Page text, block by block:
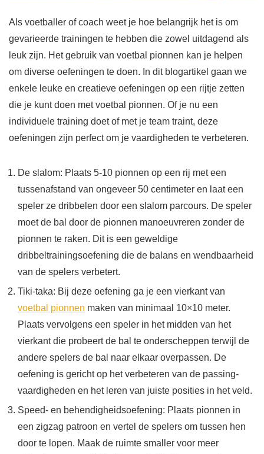
Als voetballer of coach weet je hoe belangrijk het is om
gevarieerde trainingen te hebben die zowel uitdagend als
leuk zijn. Het gebruik van voetbal pionnen kan je helpen
om diverse oefeningen te doen. In dit blogartikel gaan we
enkele leuke en creatieve oefeningen op een rijtje zetten
die je kunt doen met voetbal pionnen. Of je nu een
individuele training doet of met je team traint, deze
oefeningen zijn perfect om je vaardigheden te verbeteren.
De slalom: Plaats 5-10 pionnen op een rij met een
tussenafstand van ongeveer 50 centimeter en laat een
speler ze dribbelen door een slalom parcours. De speler
moet de bal door de pionnen manoeuvreren zonder de
pionnen te raken. Dit is een geweldige
dribbeltrainingsoefening die de balans en wendbaarheid
van de spelers verbetert.
Tiki-taka: Bij deze oefening ga je een vierkant van
voetbal pionnen maken van minimaal 10×10 meter.
Plaats vervolgens een speler in het midden van het
vierkant die probeert de bal te onderscheppen terwijl de
andere spelers de bal naar elkaar overpassen. De
oefening is gericht op het verbeteren van de passing-
vaardigheden en het leren van juiste posities in het veld.
Speed- en behendigheidsoefening: Plaats pionnen in
een zigzag patroon en vertel de spelers om tussen hen
door te lopen. Maak de ruimte smaller voor meer